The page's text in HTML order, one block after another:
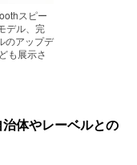
スピー
デル、完
のアップデ
も展示さ
体やレーベルとの